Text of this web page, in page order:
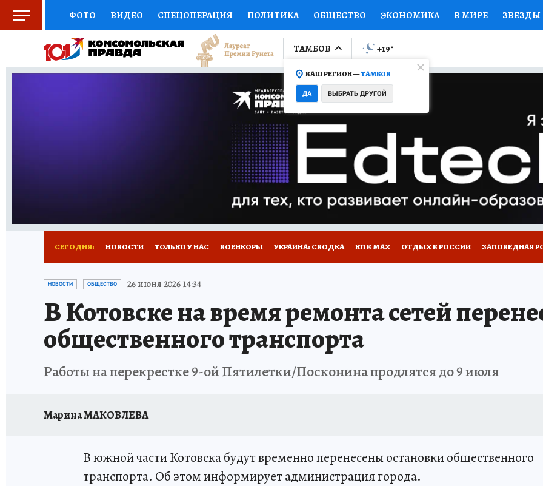
ФОТО ВИДЕО СПЕЦОПЕРАЦИЯ ПОЛИТИКА ОБЩЕСТВО ЭКОНОМИКА В МИРЕ ЗВЕЗДЫ
СОЦПОДДЕРЖКА НАУКА СПОРТ КОЛУМНИСТЫ ПРОИСШЕСТВИЯ НАЦИОНАЛЬНЫЕ
ВЫБОР ЭКСПЕРТОВ ДОКТОР ФИНАНСЫ ОТКРЫВАЕМ МИР Я ЗНАЮ СЕМЬЯ ЖЕНСКИЕ
ПРОГНОЗЫ НА СПОРТ ПРОМОКОДЫ СЕРИАЛЫ
ТЕЛЕВИЗОР КОЛЛЕКЦИИ КОНКУРСЫ
НОВОЕ НА САЙТЕ РЕКЛАМА
ТАМБОВ
ВАШ РЕГИОН —ТАМБОВ
ДА ВЫБРАТЬ ДРУГОЙ
+19°
СЕГОДНЯ: НОВОСТИ ТОЛЬКО У НАС ВОЕНКОРЫ УКРАИНА: СВОДКА КП В МАХ ОТДЫХ В РОССИИ ЗАПОВЕДНАЯ
ИСПЫТАНО НА СЕБЕ
НОВОСТИ ОБЩЕСТВО 26 июня 2026 14:34
В Котовске на время ремонта сетей
общественного транспорта
Работы на перекрестке 9-ой Пятилетки/Посконина продлятся до 9 июля
Марина МАКОВЛЕВА
В южной части Котовска будут временно перенесены остановки общественного
транспорта. Об этом информирует администрация города.